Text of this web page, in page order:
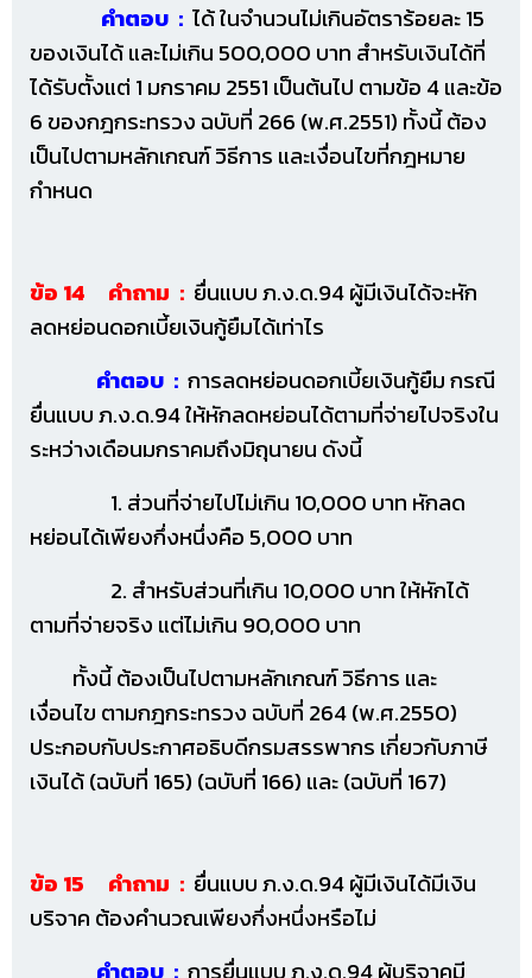
คำตอบ : ได้ ในจำนวนไม่เกินอัตราร้อยละ 15
ของเงินได้ และไม่เกิน 500,000 บาท สำหรับเงินได้ที่
ได้รับตั้งแต่ 1 มกราคม 2551 เป็นต้นไป ตามข้อ 4 และข้อ
6 ของกฎกระทรวง ฉบับที่ 266 (พ.ศ.2551) ทั้งนี้ ต้อง
เป็นไปตามหลักเกณฑ์ วิธีการ และเงื่อนไขที่กฎหมาย
กำหนด
ข้อ 14 คำถาม : ยื่นแบบ ภ.ง.ด.94 ผู้มีเงินได้จะหัก
ลดหย่อนดอกเบี้ยเงินกู้ยืมได้เท่าไร
คำตอบ : การลดหย่อนดอกเบี้ยเงินกู้ยืม กรณี
ยื่นแบบ ภ.ง.ด.94 ให้หักลดหย่อนได้ตามที่จ่ายไปจริงใน
ระหว่างเดือนมกราคมถึงมิถุนายน ดังนี้
1. ส่วนที่จ่ายไปไม่เกิน 10,000 บาท หักลด
หย่อนได้เพียงกึ่งหนึ่งคือ 5,000 บาท
2. สำหรับส่วนที่เกิน 10,000 บาท ให้หักได้
ตามที่จ่ายจริง แต่ไม่เกิน 90,000 บาท
ทั้งนี้ ต้องเป็นไปตามหลักเกณฑ์ วิธีการ และ
เงื่อนไข ตามกฎกระทรวง ฉบับที่ 264 (พ.ศ.2550)
ประกอบกับประกาศอธิบดีกรมสรรพากร เกี่ยวกับภาษี
เงินได้ (ฉบับที่ 165) (ฉบับที่ 166) และ (ฉบับที่ 167)
ข้อ 15 คำถาม : ยื่นแบบ ภ.ง.ด.94 ผู้มีเงินได้มีเงิน
บริจาค ต้องคำนวณเพียงกึ่งหนึ่งหรือไม่
คำตอบ : การยื่นแบบ ภ.ง.ด.94 ผู้บริจาคมี